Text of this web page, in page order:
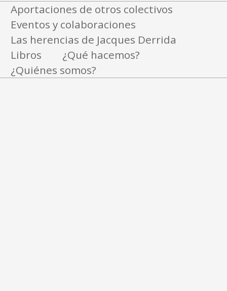
Menú
Ir al contenido
Aportaciones de otros colectivos
Eventos y colaboraciones
Las herencias de Jacques Derrida
Libros
¿Qué hacemos?
¿Quiénes somos?